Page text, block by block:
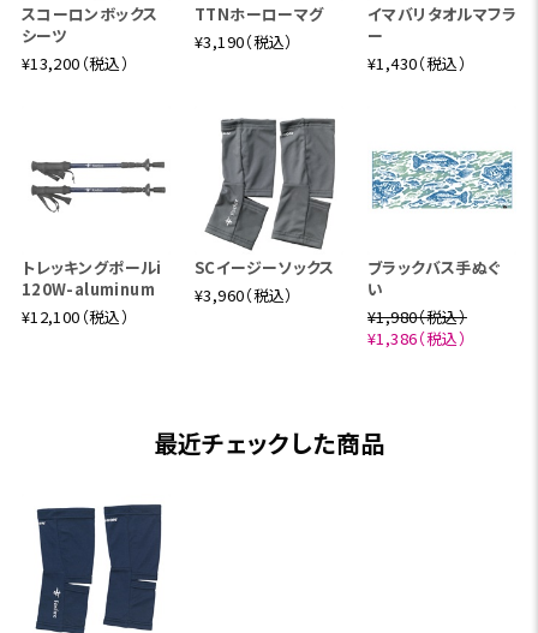
スコーロンボックス
シーツ
¥13,200（税込）
TTNホーローマグ
¥3,190（税込）
イマバリタオルマフラ
ー
¥1,430（税込）
トレッキングポールi
120W-aluminum
¥12,100（税込）
SCイージーソックス
¥3,960（税込）
ブラックバス手ぬぐ
い
¥1,980（税込）
¥1,386（税込）
最近チェックした商品